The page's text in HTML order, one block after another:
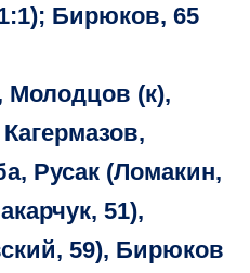
Бирюков, 65
Молодцов (к),
Русак (Ломакин,
51),
59), Бирюков